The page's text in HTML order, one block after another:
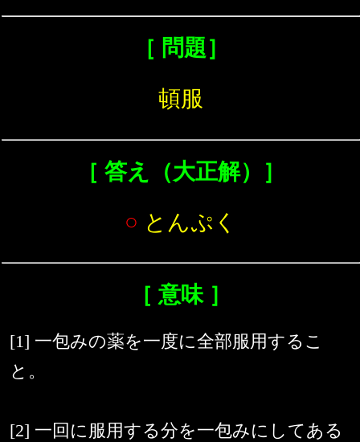
［ 問題］
頓服
［ 答え（大正解）］
○ とんぷく
［ 意味 ］
[1] 一包みの薬を一度に全部服用するこ
と。
[2] 一回に服用する分を一包みにしてある